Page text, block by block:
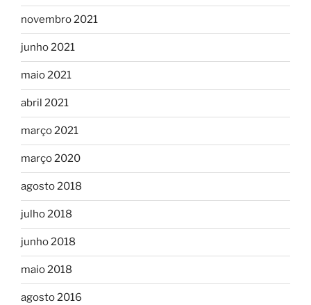
novembro 2021
junho 2021
maio 2021
abril 2021
março 2021
março 2020
agosto 2018
julho 2018
junho 2018
maio 2018
agosto 2016